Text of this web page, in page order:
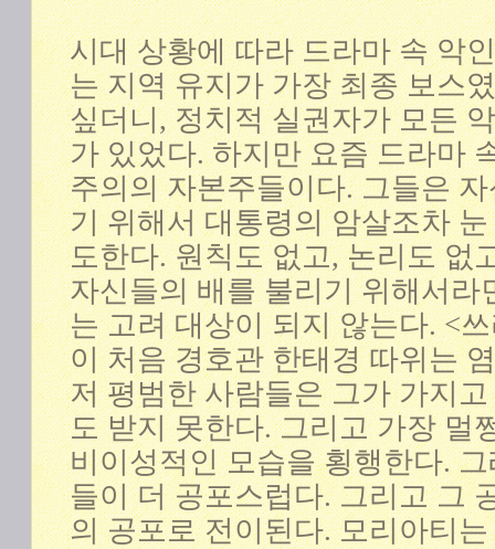
시대 상황에 따라 드라마 속 악
는 지역 유지가 가장 최종 보스
싶더니, 정치적 실권자가 모든
가 있었다. 하지만 요즘 드라마
주의의 자본주들이다. 그들은
기 위해서 대통령의 암살조차
도한다. 원칙도 없고, 논리도 없
자신들의 배를 불리기 위해서라
는 고려 대상이 되지 않는다. <
이 처음 경호관 한태경 따위는
저 평범한 사람들은 그가 가지
도 받지 못한다. 그리고 가장 멀
비이성적인 모습을 횡행한다.
들이 더 공포스럽다. 그리고 그
의 공포로 전이된다. 모리아티